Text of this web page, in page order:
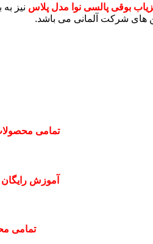
بوقی پالسی نوا مدل پلاس نیز
های شرکت آلمانی می باشد.
تمامی
آموزش
تمامی